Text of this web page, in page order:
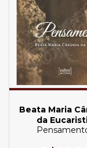
Beata Maria
da